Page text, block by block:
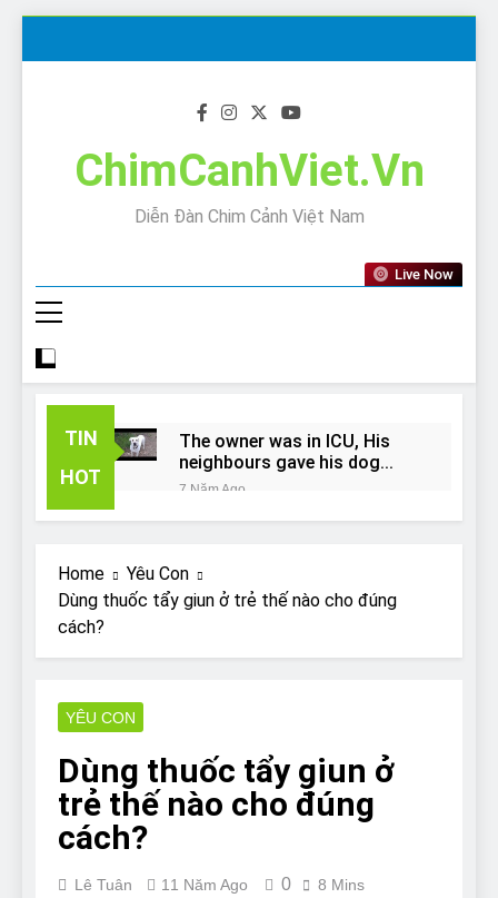
ChimCanhViet.Vn
Diễn Đàn Chim Cảnh Việt Nam
Live Now
TIN
HOT
The owner was in ICU, His
neighbours gave his dog
away!
7 Năm Ago
Why Do Bulldogs Snore?
And How to Minimize It!
7 Năm Ago
The Ultimate Guide to What
Bulldogs Can (and can’t) Eat
and How to Treat It
Home
Yêu Con
Dùng thuốc tẩy giun ở trẻ thế nào cho đúng
cách?
YÊU CON
Dùng thuốc tẩy giun ở
trẻ thế nào cho đúng
cách?
Lê Tuân 11 Năm Ago 0 8 Mins